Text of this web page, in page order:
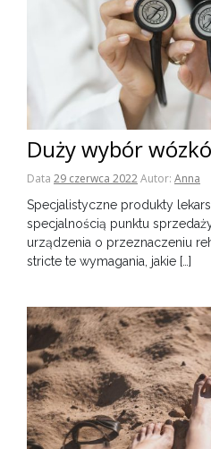
Duży wybór
Data 29 czerwca 2022Autor: Anna
Specjalistyczne produkty
specjalnością punktu
urządzenia o przeznaczeniu
stricte te wymagania, jakie […]